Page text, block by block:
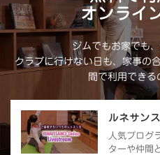
オンライ
ジムでもお家でも
クラブに行けない日も、家事の
間で利用でき
ルネサン
人気プログ
ターや仲間